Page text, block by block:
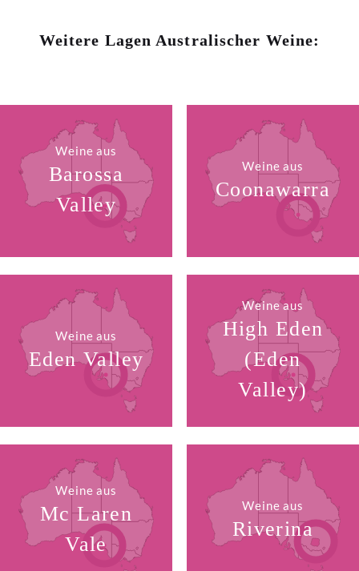
Weitere Lagen Australischer Weine:
Weine aus
Barossa
Valley
Weine aus
Coonawarra
Weine aus
Eden Valley
Weine aus
High Eden
(Eden
Valley)
Weine aus
Mc Laren
Vale
Weine aus
Riverina